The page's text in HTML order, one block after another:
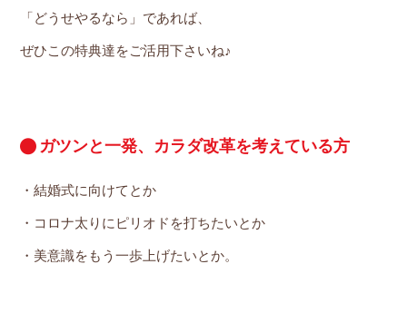
「どうせやるなら」であれば、
ぜひこの特典達をご活用下さいね♪
ガツンと一発、カラダ改革を考えている方
・結婚式に向けてとか
・コロナ太りにピリオドを打ちたいとか
・美意識をもう一歩上げたいとか。